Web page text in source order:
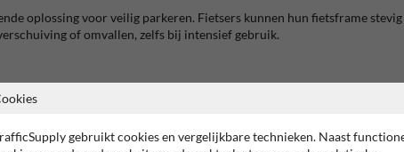
oplossing voor veilig parkeren. Fietsers kunnen hun fietsframe
of omvallen, zelfs bij intensief gebruik.
zijn buisdiameter is hij ook perfect geschikt voor plaatsing in
gebruikt cookies en vergelijkbare technieken. Naast